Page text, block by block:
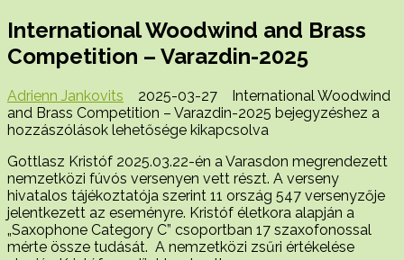
International Woodwind and Brass
Competition – Varazdin-2025
Adrienn Jankovits 2025-03-27
International Woodwind
and Brass Competition – Varazdin-2025 bejegyzéshez a
hozzászólások lehetősége kikapcsolva
Gottlasz Kristóf 2025.03.22-én a Varasdon megrendezett
nemzetközi fúvós versenyen vett részt. A verseny
hivatalos tájékoztatója szerint 11 ország 547 versenyzője
jelentkezett az eseményre. Kristóf életkora alapján a
„Saxophone Category C” csoportban 17 szaxofonossal
mérte össze tudását. A nemzetközi zsűri értékelése